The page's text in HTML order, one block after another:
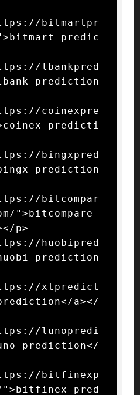
bitmartpr
predic
lbankpred
prediction
coinexpre
predicti
bingxpred
prediction
bitcompar
">bitcompare
p>
huobipred
prediction
xtpredict
a></
lunopredi
prediction</
bitfinexp
">bitfinex pred